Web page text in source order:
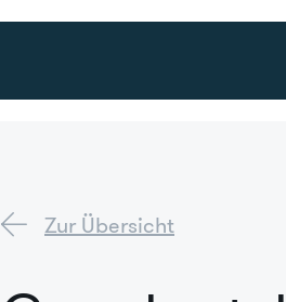
Zur Übersicht